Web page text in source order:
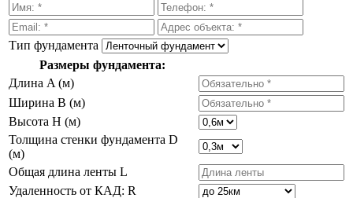
Тип фундамента
Размеры фундамента:
Длина A (м)
Ширина B (м)
Высота H (м)
Толщина стенки фундамента D
(м)
Общая длина ленты L
Удаленность от КАД: R